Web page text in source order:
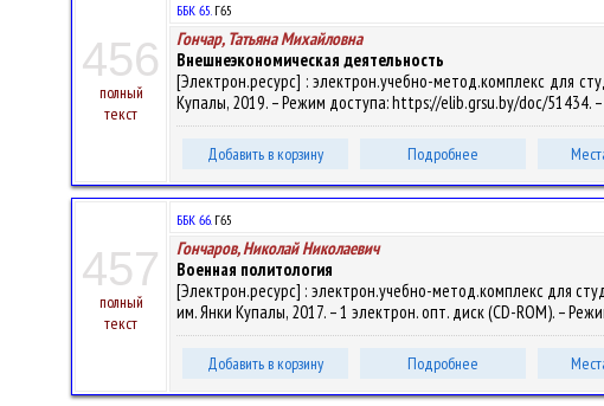
456
полный
текст
ББК 65.Г65
Гончар, Татьяна Михайловна
Внешнеэкономическая деятельность
[Электрон.ресурс] : электрон.учебно-метод.комплекс для
Купалы, 2019. – Режим доступа: https://elib.grsu.by/doc/51434.
Добавить в корзину Подробнее
457
полный
текст
ББК 66.Г65
Гончаров, Николай Николаевич
Военная политология
[Электрон.ресурс] : электрон.учебно-метод.комплекс для
им. Янки Купалы, 2017. – 1 электрон. опт. диск (CD-ROM). –
Добавить в корзину Подробнее